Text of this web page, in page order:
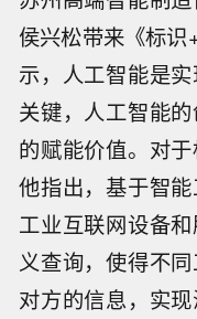
侯兴松带来《标
示，人工智能是
关键，人工智能
的赋能价值。对
他指出，基于智
工业互联网设备
义查询，使得不
对方的信息，实